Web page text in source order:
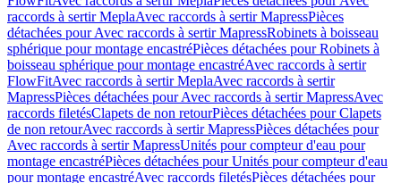
raccords à sertir MeplaAvec raccords à sertir MapressPièces
détachées pour Avec raccords à sertir MapressRobinets à boisseau
sphérique pour montage encastréPièces détachées pour Robinets à
boisseau sphérique pour montage encastréAvec raccords à sertir
FlowFitAvec raccords à sertir MeplaAvec raccords à sertir
MapressPièces détachées pour Avec raccords à sertir MapressAvec
raccords filetésClapets de non retourPièces détachées pour Clapets
de non retourAvec raccords à sertir MapressPièces détachées pour
Avec raccords à sertir MapressUnités pour compteur d'eau pour
montage encastréPièces détachées pour Unités pour compteur d'eau
pour montage encastréAvec raccords filetésPièces détachées pour